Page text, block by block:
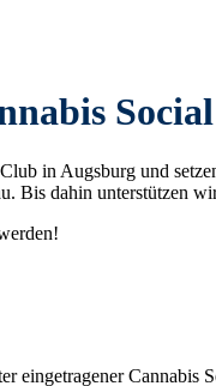
in Augsburg und
Bis dahin unterstützen
eingetragener Cannabis